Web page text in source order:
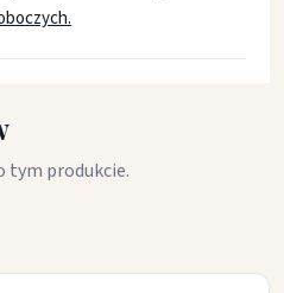
tym produkcie.